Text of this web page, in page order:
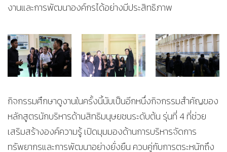
งานและการพัฒนาองค์กรได้อย่างมีประสิทธิภาพ
กิจกรรมศึกษาดูงานในครั้งนี้นับเป็นอีกหนึ่งกิจกรรมสำคัญของ
หลักสูตรนักบริหารด้านสิทธิมนุษยชนระดับต้น รุ่นที่ 4 ที่ช่วย
เสริมสร้างองค์ความรู้ เปิดมุมมองด้านการบริหารจัดการ
ทรัพยากรและการพัฒนาอย่างยั่งยืน ควบคู่กับการตระหนักถึง